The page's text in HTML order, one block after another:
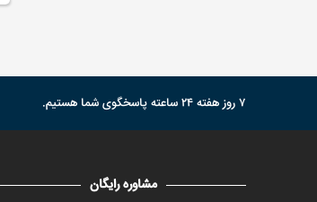
۷ روز هفته ۲۴ ساعته پاسخگوی شما هستیم.
مشاوره رایگان